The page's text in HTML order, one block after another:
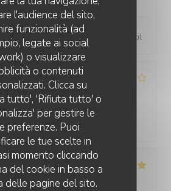
l'audience del sito,
funzionalità (ad
legate ai social
o visualizzare
o contenuti
Clicca su
tutto', 'Rifiuta tutto' o
per gestire le
preferenze. Puoi
le tue scelte in
momento cliccando
del cookie in basso a
delle pagine del sito.
copieuse et bonne serveur gentil
4
: 4/5 Cucina: 4/5 Qualità / Prezzo
2